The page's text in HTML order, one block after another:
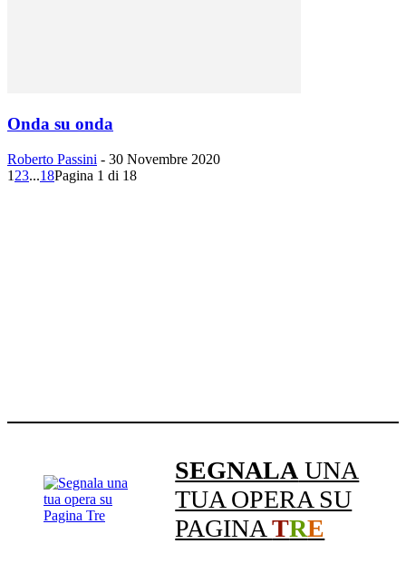
Onda su onda
Roberto Passini - 30 Novembre 2020
1 23...18Pagina 1 di 18
SEGNALA UNA
TUA OPERA SU
PAGINATRE